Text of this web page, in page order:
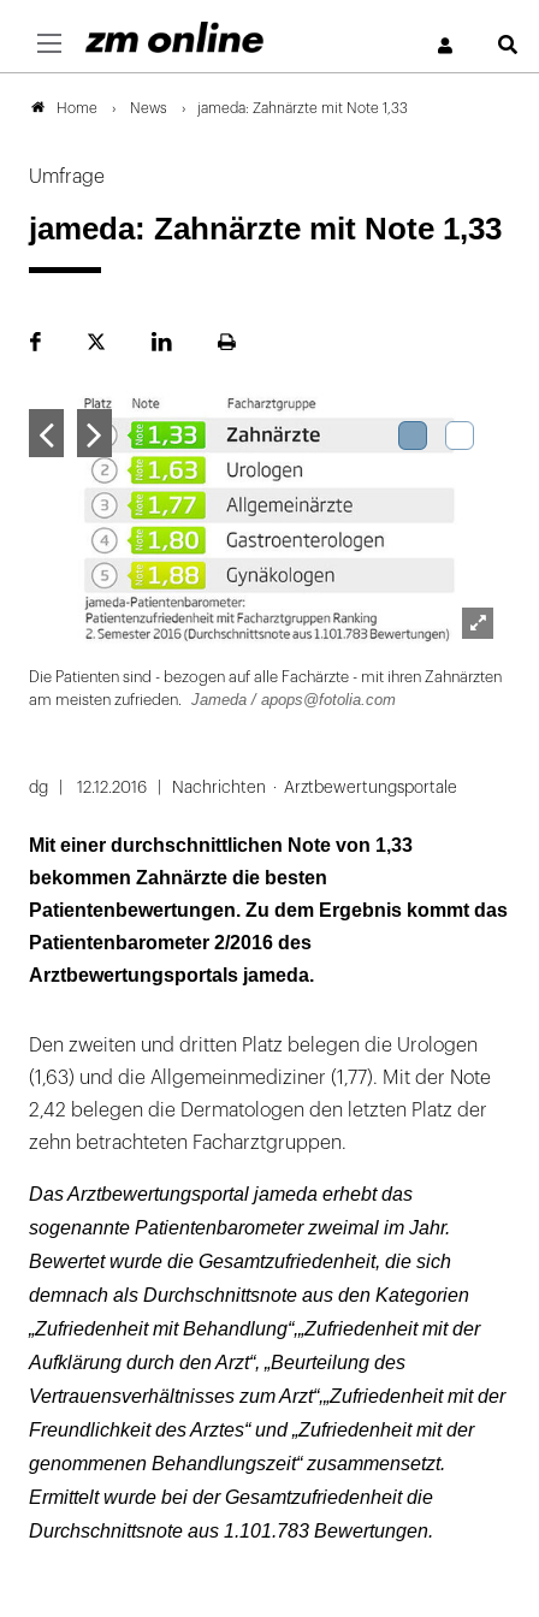
Home News jameda: Zahnärzte mit Note 1,33
Umfrage
jameda: Zahnärzte mit Note 1,33
FacebookPlattformLinekdInSeite
öffnen
Die Patienten sind - bezogen auf alle Fachärzte - mit ihren Zahnärzten
am meisten zufrieden.
Jameda / apops@fotolia.com
1
2
dg 12.12.2016 Nachrichten Arztbewertungsportale
Mit einer durchschnittlichen Note von 1,33
bekommen Zahnärzte die besten
Patientenbewertungen. Zu dem Ergebnis kommt das
Patientenbarometer 2/2016 des
Arztbewertungsportals jameda.
Den zweiten und dritten Platz belegen die Urologen
(1,63) und die Allgemeinmediziner (1,77). Mit der Note
2,42 belegen die Dermatologen den letzten Platz der
zehn betrachteten Facharztgruppen.
Das Arztbewertungsportal jameda erhebt das
sogenannte Patientenbarometer zweimal im Jahr.
Bewertet wurde die Gesamtzufriedenheit, die sich
demnach als Durchschnittsnote aus den Kategorien
„Zufriedenheit mit Behandlung“,„Zufriedenheit mit der
Aufklärung durch den Arzt“, „Beurteilung des
Vertrauensverhältnisses zum Arzt“,„Zufriedenheit mit der
Freundlichkeit des Arztes“ und „Zufriedenheit mit der
genommenen Behandlungszeit“ zusammensetzt.
Ermittelt wurde bei der Gesamtzufriedenheit die
Durchschnittsnote aus 1.101.783 Bewertungen.